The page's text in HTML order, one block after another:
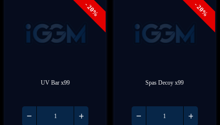
- 20%
UV Bar x99
- 20%
Spas Decoy x99